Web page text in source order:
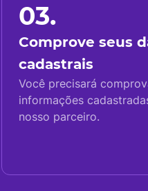
03.
Comprove seus
cadastrais
Você precisará
informações
nosso parceiro.